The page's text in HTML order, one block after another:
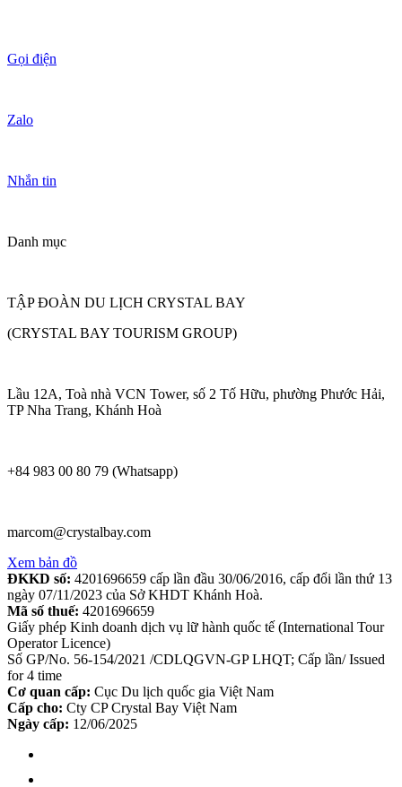
Gọi điện
Zalo
Nhắn tin
Danh mục
TẬP ĐOÀN DU LỊCH CRYSTAL BAY
(CRYSTAL BAY TOURISM GROUP)
Lầu 12A, Toà nhà VCN Tower, số 2 Tố Hữu, phường Phước Hải,
TP Nha Trang, Khánh Hoà
+84 983 00 80 79 (Whatsapp)
marcom@crystalbay.com
Xem bản đồ
ĐKKD số: 4201696659 cấp lần đầu 30/06/2016, cấp đổi lần thứ 13
ngày 07/11/2023 của Sở KHDT Khánh Hoà.
Mã số thuế: 4201696659
Giấy phép Kinh doanh dịch vụ lữ hành quốc tế (International Tour
Operator Licence)
Số GP/No. 56-154/2021 /CDLQGVN-GP LHQT; Cấp lần/ Issued
for 4 time
Cơ quan cấp: Cục Du lịch quốc gia Việt Nam
Cấp cho: Cty CP Crystal Bay Việt Nam
Ngày cấp: 12/06/2025